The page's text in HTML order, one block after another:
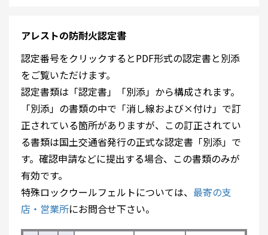
アレストの防耐火認定書
認定番号をクリックするとPDF形式の認定書と別添
をご覧いただけます。
認定書類は「認定書」「別添」から構成されます。
「別添」の書類の中で「消し線および×付け」で訂
正されている箇所がありますが、この訂正されてい
る書類は国土交通省発行の正式な認定書「別添」で
す。確認申請などに提出する場合、この書類のみが
有効です。
特殊ロックウールフェルトについては、 最寄の支
店・営業所にお問合せ下さい。